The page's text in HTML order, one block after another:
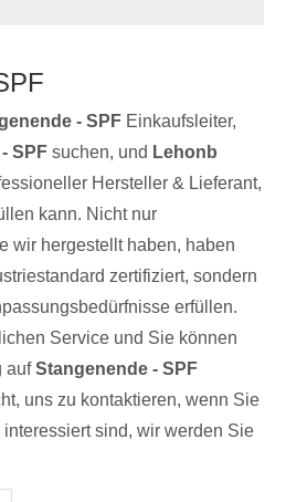
- SPF Einkaufsleiter,
SPF suchen, und Lehonb
Hersteller & Lieferant,
kann. Nicht nur
wir hergestellt haben, haben
zertifiziert, sondern
erfüllen.
Service und Sie können
aufStangenende - SPF
uns zu kontaktieren, wenn Sie
interessiert sind, wir werden Sie